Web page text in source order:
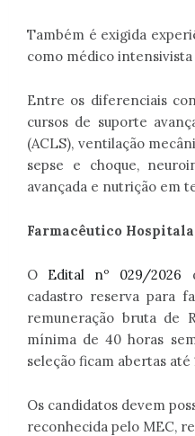
Também é exigida
como médico intensivista
Entre os diferenciais
cursos de suporte
(ACLS), ventilação
sepse e choque,
avançada e nutrição em
Farmacêutico
O Edital nº 029/2026
cadastro reserva para
remuneração bruta de
mínima de 40 horas
seleção ficam abertas até
Os candidatos devem
reconhecida pelo MEC,